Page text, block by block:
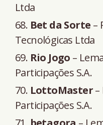
Ltda
Bet da Sorte –
Tecnológicas Ltda
Rio Jogo –
Participações S.A.
LottoMaster
Participações S.A.